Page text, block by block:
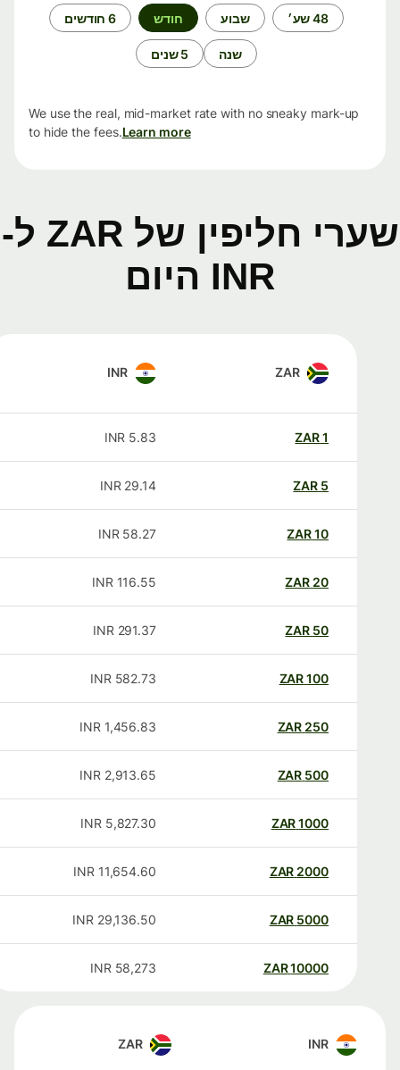
48 שע׳ שבוע חודש 6 חודשים
שנה 5 שנים
We use the real, mid-market rate with no sneaky mark-up
to hide the fees.Learn more
שערי חליפין של ZAR ל-
INR היום
ZAR
INR
ZAR
5.83
INR
ZAR
29.14
INR
ZAR
58.27
INR
20
ZAR
116.55
INR
50
ZAR
291.37
INR
100
ZAR
582.73
INR
250
ZAR
1,456.83
INR
500
ZAR
2,913.65
INR
1000
ZAR
5,827.30
INR
2000
ZAR
11,654.60
INR
5000
ZAR
29,136.50
INR
10000
ZAR
58,273
INR
INR
ZAR